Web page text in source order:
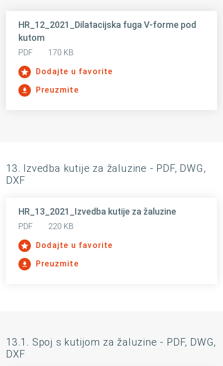
HR_12_2021_Dilatacijska fuga V-forme pod
kutom
PDF
170 KB
Dodajte u favorite
Preuzmite
13. Izvedba kutije za žaluzine - PDF, DWG,
DXF
HR_13_2021_Izvedba kutije za žaluzine
PDF
220 KB
Dodajte u favorite
Preuzmite
13.1. Spoj s kutijom za žaluzine - PDF, DWG,
DXF